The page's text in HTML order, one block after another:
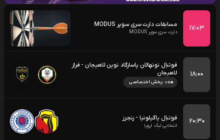
۱۷:۰۳ مسابقات دارت سری سوپر MODUS
دارت سری سوپر MODUS
۱۸:۰۰
فوتبال نونهالان پاسارگاد نوین لاهیجان - فراز
لاهیجان
پخش اختصاصی
۲۰:۳۰ فوتبال یاگیلونیا - رنجرز
انتخابی لیگ اروپا